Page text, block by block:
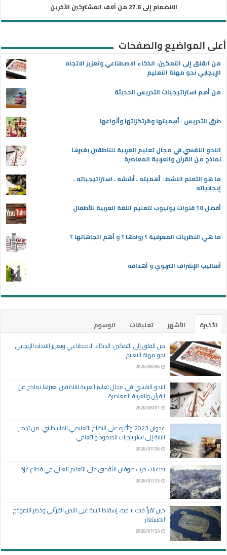
الانضمام إلى 27.6 من آلاف المشتركين الآخرين
أعلى المواضيع والصفحات
من القلق إلى التمكين: الذكاء الاصطناعي وتعزيز الاتجاه
الإيجابي نحو مهنة التعليم
من أهم استراتيجيات التدريس الحديثة
طرق التدريس : أهميتها ومُرتكزاتها وأنواعها
النحو النفسي في مجال تعليم العربية للناطقين بغيرها
نماذج من القرآن والعربية المعاصرة
ما هو التعلم النشط : أهميته ـ أسُسُه ـ استراتيجياته ـ
إيجابياته
أفضل 10 قنوات يوتيوب لتعليم اللغة العربية للأطفال
ما هي النظريات المعرفية ؟ روادها ؟ و أهم اتجاهاتها ؟
أساليب الإشراف التربوي و أهدافه
الأخيرة الأشهر تعليقات
الوسوم
من القلق إلى التمكين: الذكاء الاصطناعي وتعزيز الاتجاه الإيجابي
نحو مهنة التعليم
2026/08/06
النحو النفسي في مجال تعليم العربية للناطقين بغيرها نماذج من
القرآن والعربية المعاصرة
2026/08/01
عدوان 2023 وتأثيره على النظام التعليمي الفلسطيني: من تدمير
البنية إلى استراتيجيات الصمود والتعافي
2026/07/26
تداعيات حرب طوفان الأقصى على التعليم العالي في قطاع غزة
2026/07/25
حين تقرأ فيك لا فيه، إسقاط البنية على النص القرآني وخطر النموذج
المستعار
2026/07/24